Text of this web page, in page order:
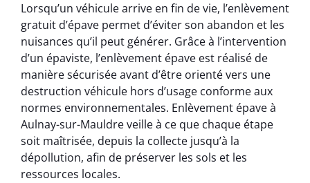
Lorsqu’un véhicule arrive en fin de vie, l’enlèvement
gratuit d’épave permet d’éviter son abandon et les
nuisances qu’il peut générer. Grâce à l’intervention
d’un épaviste, l’enlèvement épave est réalisé de
manière sécurisée avant d’être orienté vers une
destruction véhicule hors d’usage conforme aux
normes environnementales. Enlèvement épave à
Aulnay-sur-Mauldre veille à ce que chaque étape
soit maîtrisée, depuis la collecte jusqu’à la
dépollution, afin de préserver les sols et les
ressources locales.